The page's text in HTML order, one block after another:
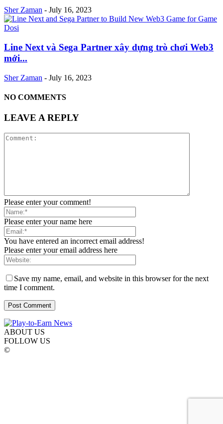
Sher Zaman - July 16, 2023
Line Next và Sega Partner xây dựng trò chơi Web3
mới...
Sher Zaman - July 16, 2023
NO COMMENTS
LEAVE A REPLY
Please enter your comment!
Please enter your name here
You have entered an incorrect email address!
Please enter your email address here
Save my name, email, and website in this browser for the next
time I comment.
ABOUT US
FOLLOW US
©